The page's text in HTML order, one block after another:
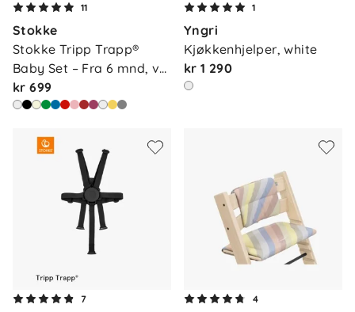
11
Stokke
Stokke Tripp Trapp®
Baby Set – Fra 6 mnd, v…
kr 699
1
Yngri
Kjøkkenhjelper, white
kr 1 290
7 4